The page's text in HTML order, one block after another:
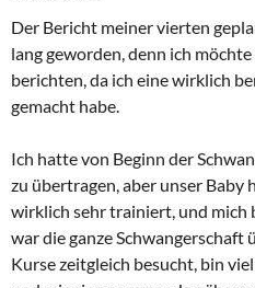
Der Bericht meiner vierten
lang geworden, denn ich
berichten, da ich eine wirklich
gemacht habe.
Ich hatte von Beginn der
zu übertragen, aber unser Baby
wirklich sehr trainiert, und mich
war die ganze Schwangerschaft
Kurse zeitgleich besucht, bin